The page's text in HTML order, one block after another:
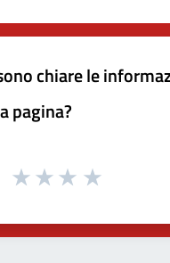
chiare le
pagina?